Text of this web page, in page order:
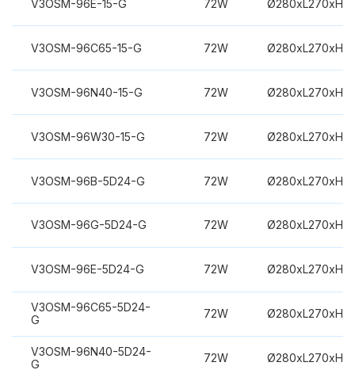
V3OSM-96E-15-G 72W
V3OSM-96C65-15-G 72W
V3OSM-96N40-15-G 72W
V3OSM-96W30-15-G 72W
V3OSM-96B-5D24-G 72W
V3OSM-96G-5D24-G 72W
V3OSM-96E-5D24-G 72W
V3OSM-96C65-5D24-
G
72W
V3OSM-96N40-5D24-
G
72W